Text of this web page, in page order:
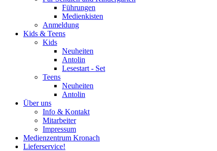
Führungen
Medienkisten
Anmeldung
Kids & Teens
Kids
Neuheiten
Antolin
Lesestart - Set
Teens
Neuheiten
Antolin
Über uns
Info & Kontakt
Mitarbeiter
Impressum
Medienzentrum Kronach
Lieferservice!